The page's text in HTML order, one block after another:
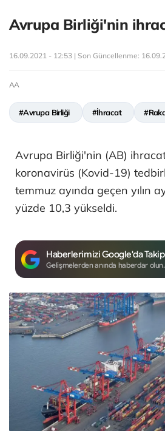
Avrupa Birliği'nin
16.09.2021 - 12:53 | Son Güncellenme:
AA
#Avrupa Birliği #İhracat
Avrupa Birliği'nin (AB)
koronavirüs (Kovid-19)
temmuz ayında geçen yılın
yüzde 10,3 yükseldi.
Haberlerimizi Google'da Takip
Gelişmelerden anında haberdar olun.